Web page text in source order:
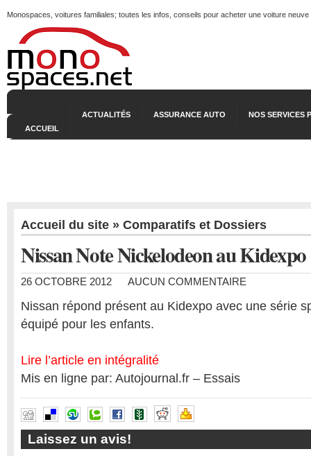
Monospaces, voitures familiales; toutes les infos, conseils pour acheter une voiture
ACCUEIL
ACTUALITÉS ASSURANCE AUTO NOS SERVICES
Accueil du site » Comparatifs et Dossiers
Nissan Note Nickelodeon au Kidexpo
26 OCTOBRE 2012 AUCUN COMMENTAIRE
Nissan répond présent au Kidexpo avec une série
équipé pour les enfants.
Lire l’article en intégralité
Mis en ligne par: Autojournal.fr – Essais
Laissez un avis!